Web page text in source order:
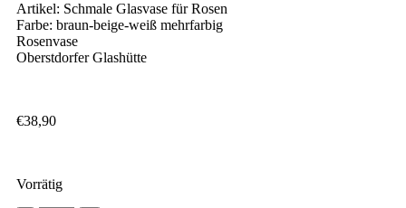
Artikel: Schmale Glasvase für Rosen
Farbe: braun-beige-weiß mehrfarbig
Rosenvase
Oberstdorfer Glashütte
€38,90
Vorrätig